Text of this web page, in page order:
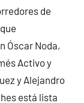
de
Óscar Noda,
Activo y
y Alejandro
está lista